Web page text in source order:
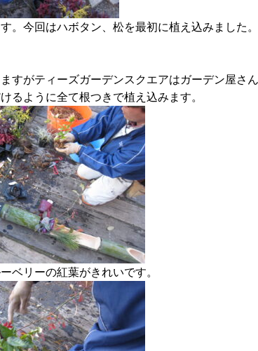
。今回はハボタン、松を最初に植え込みました。
すがティーズガーデンスクエアはガーデン屋さ
るように全て根つきで植え込みます。
ベリーの紅葉がきれいです。